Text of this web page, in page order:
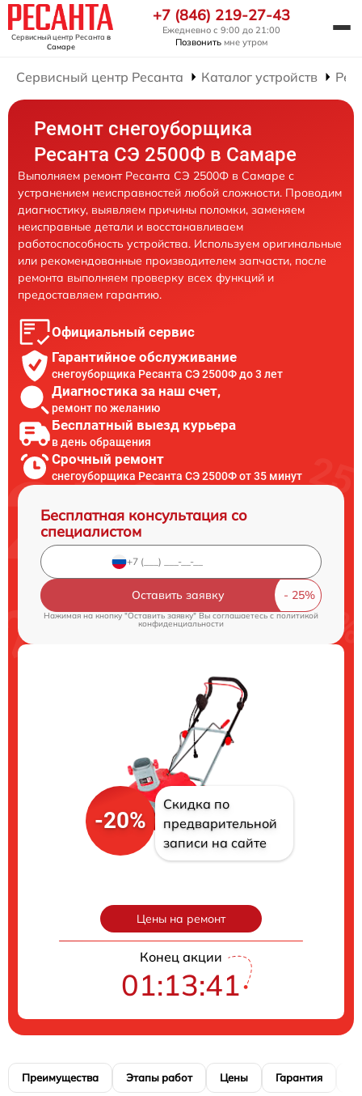
Сервисный центр Ресанта в
Самаре
+7 (846) 219-27-43
Ежедневно с 9:00 до 21:00
Позвонить мне утром
Сервисный центр Ресанта Каталог устройств
Ремонт снегоуборщика
Ресанта СЭ 2500Ф в Самаре
Выполняем ремонт Ресанта СЭ 2500Ф в Самаре с
устранением неисправностей любой сложности. Проводим
диагностику, выявляем причины поломки, заменяем
неисправные детали и восстанавливаем
работоспособность устройства. Используем оригинальные
или рекомендованные производителем запчасти, после
ремонта выполняем проверку всех функций и
предоставляем гарантию.
Официальный сервис
Гарантийное обслуживание
снегоуборщика Ресанта СЭ 2500Ф до 3 лет
Диагностика за наш счет,
ремонт по желанию
Бесплатный выезд курьера
в день обращения
Срочный ремонт
снегоуборщика Ресанта СЭ 2500Ф от 35 минут
Бесплатная консультация со
специалистом
Оставить заявку
Нажимая на кнопку "Оставить заявку" Вы соглашаетесь cполитикой
конфиденциальности
-20%
Скидка по
предварительной
записи на сайте
Цены на ремонт
Конец акции
01:13:40
Преимущества Этапы работ Цены Гарантия